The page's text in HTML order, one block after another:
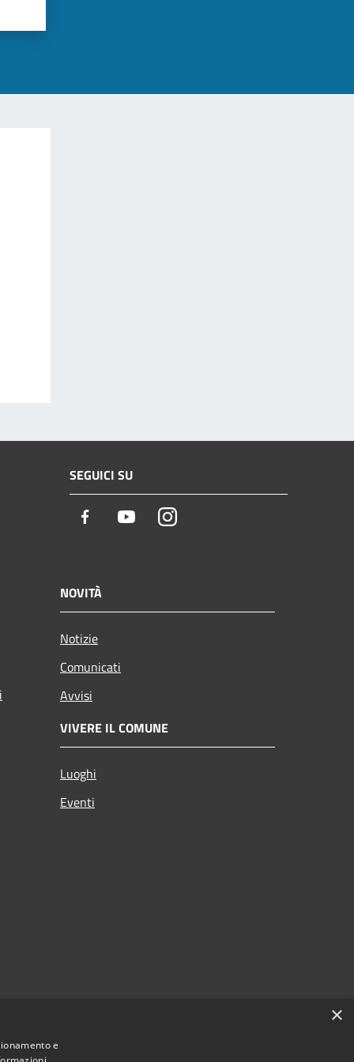
SEGUICI SU
Facebook YoutubeInstagram
NOVITÀ
Notizie
Comunicati
Avvisi
VIVERE IL COMUNE
Luoghi
Eventi
×
e